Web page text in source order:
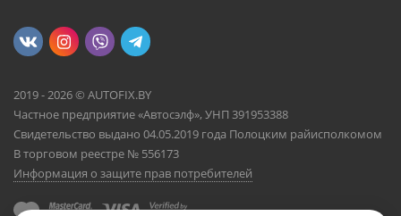
2019 - 2026 © AUTOFIX.BY
Частное предприятие «Автосэлф», УНП 391953388
Свидетельство выдано 04.05.2019 года Полоцким райисполкомом
В торговом реестре № 556173
Информация о защите прав потребителей